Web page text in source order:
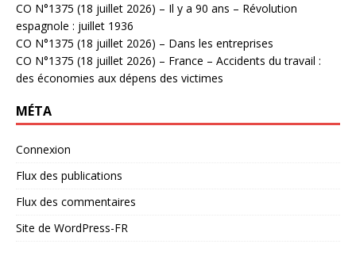
CO N°1375 (18 juillet 2026) – Il y a 90 ans – Révolution
espagnole : juillet 1936
CO N°1375 (18 juillet 2026) – Dans les entreprises
CO N°1375 (18 juillet 2026) – France – Accidents du travail :
des économies aux dépens des victimes
MÉTA
Connexion
Flux des publications
Flux des commentaires
Site de WordPress-FR